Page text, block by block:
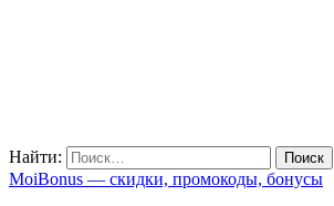
Найти:
MoiBonus — скидки, промокоды, бонусы